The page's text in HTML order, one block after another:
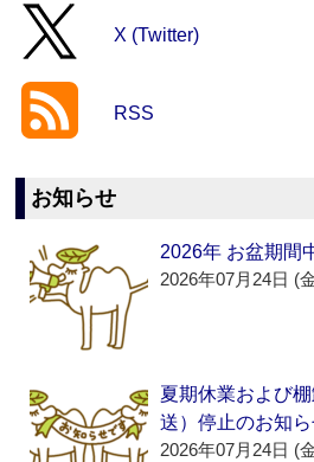
X (Twitter)
RSS
お知らせ
2026年 お盆期間
2026年07月24日 (
夏期休業および
送）停止のお知
2026年07月24日 (